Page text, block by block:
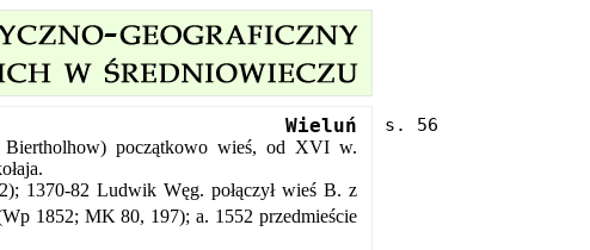
Wieluń
początkowo wieś, od XVI w.
1370-82 Ludwik Węg. połączył wieś B. z
1852; MK 80, 197); a. 1552 przedmieście